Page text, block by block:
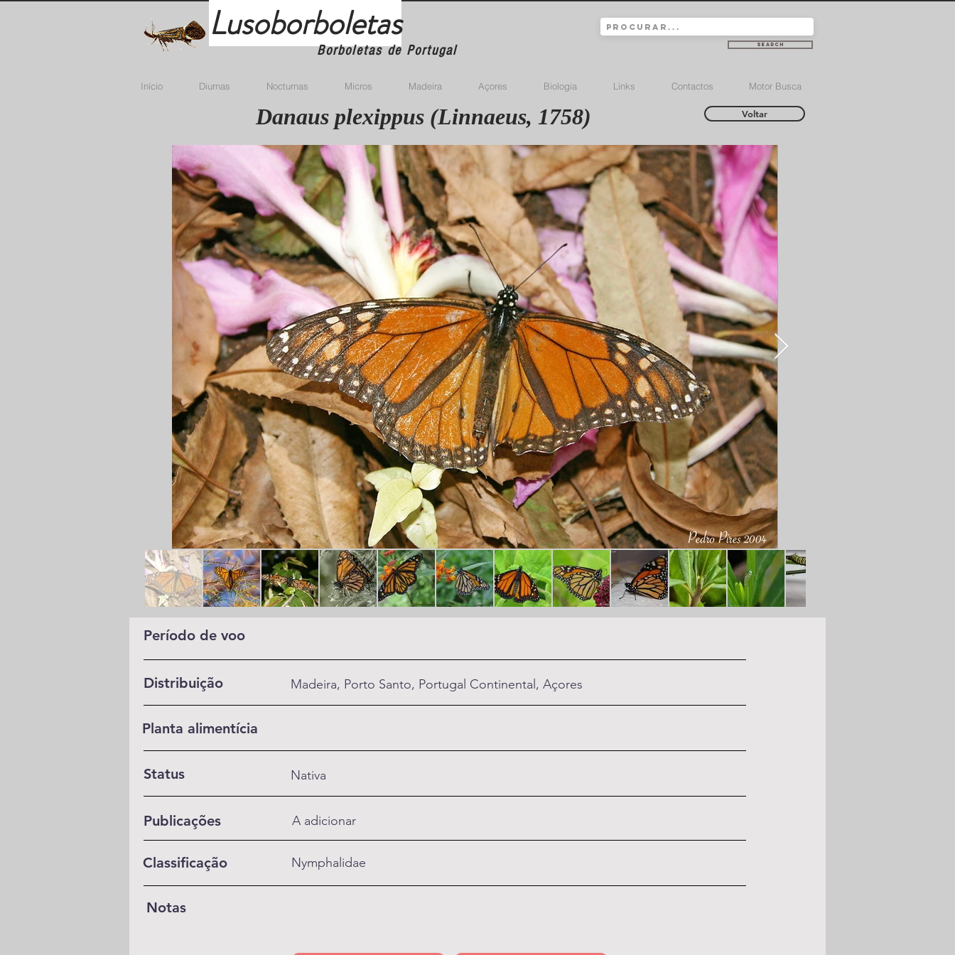
Lusoborboletas
Borboletas de Portugal Search
Início Diurnas Nocturnas Micros Madeira Açores Biologia Links Contactos Motor Busca
Danaus plexippus (Linnaeus, 1758) Voltar
Período de voo
Distribuição Madeira, Porto Santo, Portugal Continental, Açores
Planta alimentícia
Status Nativa
Publicações A adicionar
Classificação Nymphalidae
Notas